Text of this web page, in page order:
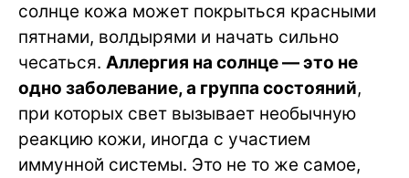
солнце кожа может покрыться красными
пятнами, волдырями и начать сильно
чесаться. Аллергия на солнце — это не
одно заболевание, а группа состояний,
при которых свет вызывает необычную
реакцию кожи, иногда с участием
иммунной системы. Это не то же самое,